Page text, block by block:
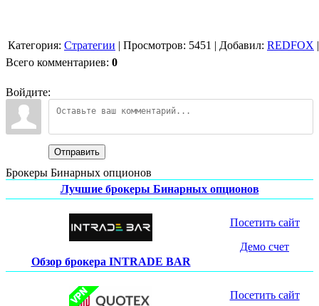
Категория: Стратегии | Просмотров: 5451 | Добавил: REDFOX
Всего комментариев: 0
Войдите:
Отправить
Брокеры Бинарных опционов
Лучшие брокеры Бинарных опционов
Обзор брокера INTRADE BAR
Посетить сайт
Демо счет
Посетить сайт